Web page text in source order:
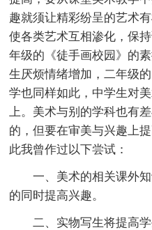
趣就须让精彩纷呈的艺术
使各类艺术互相渗化，保
年级的《徒手画校园》的
生厌烦情绪增加，二年级
学也同样如此，中学生对
上。美术与别的学科也有
的，但要在审美与兴趣上
此我曾作过以下尝试：
一、美术的相关课外
的同时提高兴趣。
二、实物写生将提高学